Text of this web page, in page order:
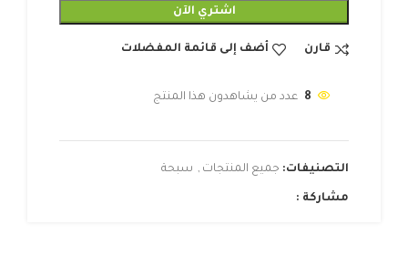
اشتري الآن
قارن أضف إلى قائمة المفضلات
8 عدد من يشاهدون هذا المنتج
التصنيفات: جميع المنتجات , سبحة
مشاركة :